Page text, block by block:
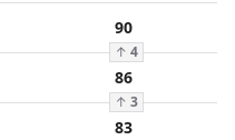
90
↑ 4
86
↑ 3
83